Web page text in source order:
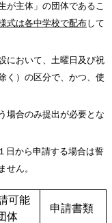
主体」の団体であるこ
式は各中学校で配布して
において、土曜日及び祝
く）の区分で、かつ、使
場合のみ提出が必要とな
から申請する場合は誓
せん。
可能
体
申請書類